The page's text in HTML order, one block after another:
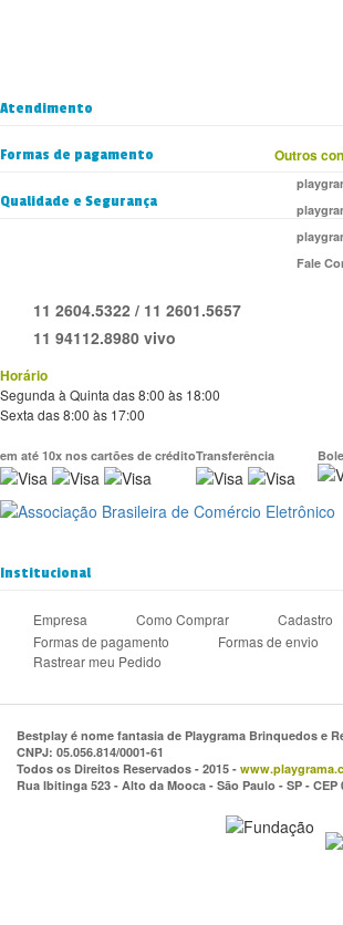
Atendimento
Outros
Fale
11 2604.5322 / 11 2601.5657
11 94112.8980 vivo
Horário
Segunda à Quinta das 8:00 às 18:00
Sexta das 8:00 às 17:00
Formas de pagamento
em até 10x nos cartões de créditoTransferência
Qualidade e Segurança
Institucional
Empresa Como Comprar
Cadastro
Formas de pagamento
Formas de envio
Rastrear meu Pedido
Bestplay é nome fantasia de Playgrama Brinquedos e
CNPJ: 05.056.814/0001-61
Todos os Direitos Reservados - 2015 -
Rua Ibitinga 523 - Alto da Mooca - São Paulo - SP - CEP